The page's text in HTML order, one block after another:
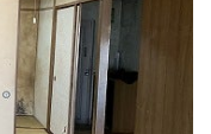
ださい
）